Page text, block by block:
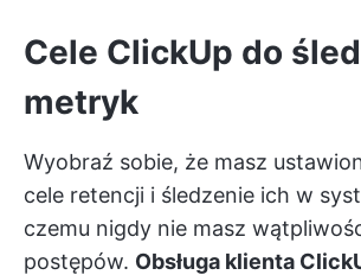
Cele ClickUp do
metryk
Wyobraź sobie, że masz
cele retencji i śledzenie ich w
czemu nigdy nie masz
postępów. Obsługa klienta